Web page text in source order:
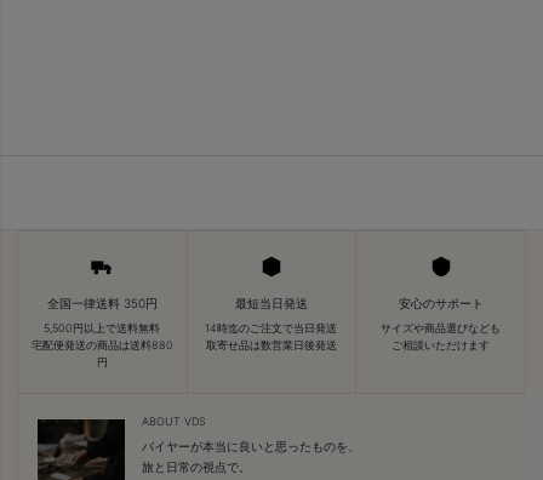
全国一律送料 350円
5,500円以上で送料無料
宅配便発送の商品は送料880
円
最短当日発送
14時迄のご注文で当日発送
取寄せ品は数営業日後発送
安心のサポート
サイズや商品選びなども
ご相談いただけます
ABOUT VDS
バイヤーが本当に良いと思ったものを、
旅と日常の視点で。